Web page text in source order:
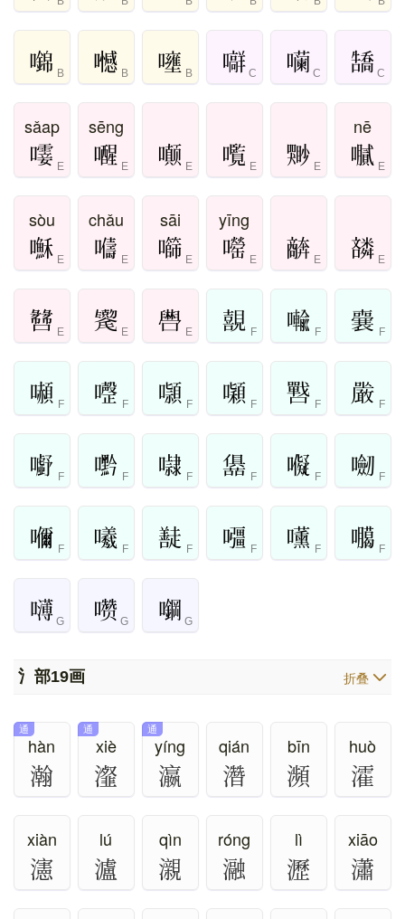
B B B C C C
sǎap
E
sēng
E E E E
nē
E
sòu
E
chǎu
E
sāi
E
yīng
E E E
E E E F F F
F F F F F F
F F F F F F
F F F F F F
G G G
氵部19画 折叠
hàn
通
瀚
xiè
通
瀣
yíng
通
瀛
qián
濳
bīn
瀕
huò
瀖
xiàn
瀗
lú
瀘
qìn
瀙
róng
瀜
lì
瀝
xiāo
瀟